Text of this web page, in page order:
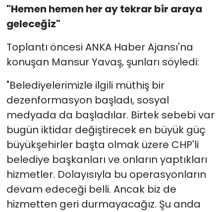
"Hemen hemen her ay tekrar bir araya
geleceğiz"
Toplantı öncesi ANKA Haber Ajansı'na
konuşan Mansur Yavaş, şunları söyledi:
"Belediyelerimizle ilgili müthiş bir
dezenformasyon başladı, sosyal
medyada da başladılar. Birtek sebebi var
bugün iktidar değiştirecek en büyük güç
büyükşehirler başta olmak üzere CHP'li
belediye başkanları ve onların yaptıkları
hizmetler. Dolayısıyla bu operasyonların
devam edeceği belli. Ancak biz de
hizmetten geri durmayacağız. Şu anda